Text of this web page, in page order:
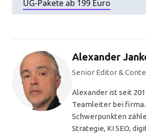
UG-Pakete ab 199 Euro
Alexander
Senior Editor &
Alexander ist seit
Teamleiter bei
Schwerpunkten
Strategie, KI SEO,